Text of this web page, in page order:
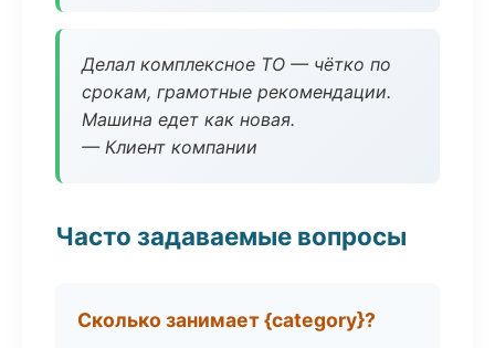
Делал комплексное ТО — чётко по
срокам, грамотные рекомендации.
Машина едет как новая.
— Клиент компании
Часто задаваемые вопросы
Сколько занимает {category}?